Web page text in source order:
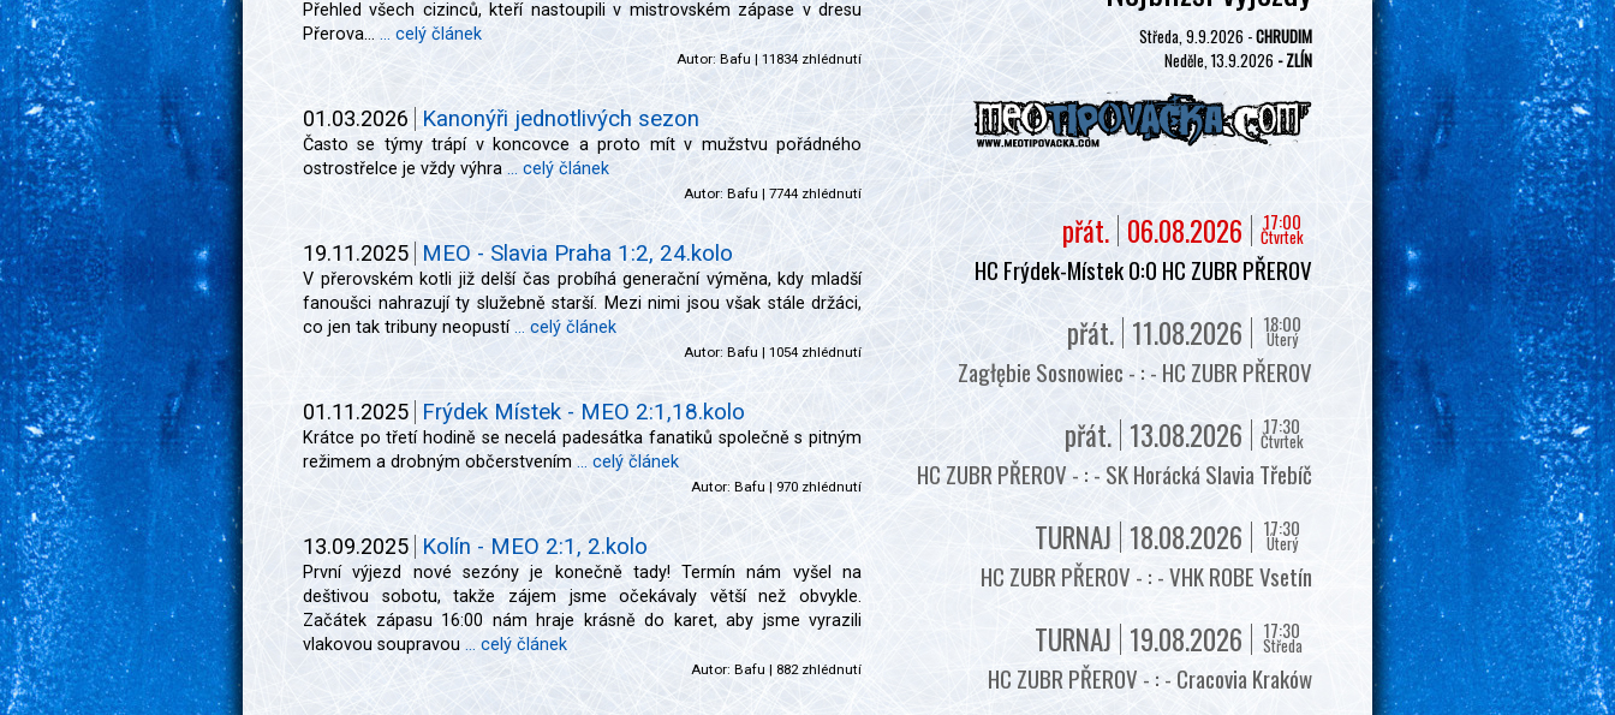
Přehled všech cizinců, kteří nastoupili v mistrovském zápase v dresu
Přerova... ... celý článek
Autor: Bafu | 11834 zhlédnutí
01.03.2026 Kanonýři jednotlivých sezon
Často se týmy trápí v koncovce a proto mít v mužstvu pořádného
ostrostřelce je vždy výhra ... celý článek
Autor: Bafu| 7744 zhlédnutí
19.11.2025 MEO - Slavia Praha 1:2, 24.kolo
V přerovském kotli již delší čas probíhá generační výměna, kdy mladší
fanoušci nahrazují ty služebně starší. Mezi nimi jsou však stále držáci,
co jen tak tribuny neopustí... celý článek
Autor: Bafu | 1054 zhlédnutí
01.11.2025 Frýdek Místek - MEO 2:1,18.kolo
Krátce po třetí hodině se necelá padesátka fanatiků společně s pitným
režimem a drobným občerstvením ... celý článek
Autor: Bafu | 970 zhlédnutí
13.09.2025 Kolín - MEO 2:1, 2.kolo
První výjezd nové sezóny je konečně tady! Termín nám vyšel na
deštivou sobotu, takže zájem jsme očekávaly větší než obvykle.
Začátek zápasu 16:00 nám hraje krásně do karet, aby jsme vyrazili
vlakovou soupravou ... celý článek
Autor: Bafu | 882 zhlédnutí
Středa, 9.9.2026 -CHRUDIM
Neděle, 13.9.2026 - ZLÍN
17:00
Čtvrtek
06.08.2026
přát.
HC Frýdek-Místek 0:0 HC ZUBR PŘEROV
18:00
Úterý
11.08.2026
přát.
Zagłębie Sosnowiec - : - HC ZUBR PŘEROV
17:30
Čtvrtek
13.08.2026
přát.
HC ZUBR PŘEROV - : - SK Horácká Slavia Třebíč
17:30
Úterý
18.08.2026
TURNAJ
HC ZUBR PŘEROV - : - VHK ROBE Vsetín
17:30
Středa
19.08.2026
TURNAJ
HC ZUBR PŘEROV - : - Cracovia Kraków